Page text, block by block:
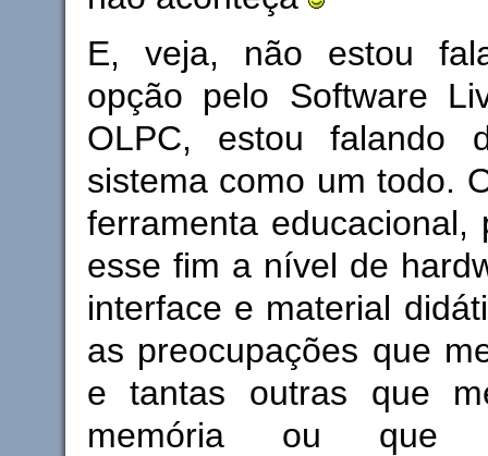
E, veja, não estou
opção pelo Software
OLPC, estou falando
sistema como um todo.
ferramenta educacional,
esse fim a nível de
interface e material
as preocupações que
e tantas outras que
memória ou que